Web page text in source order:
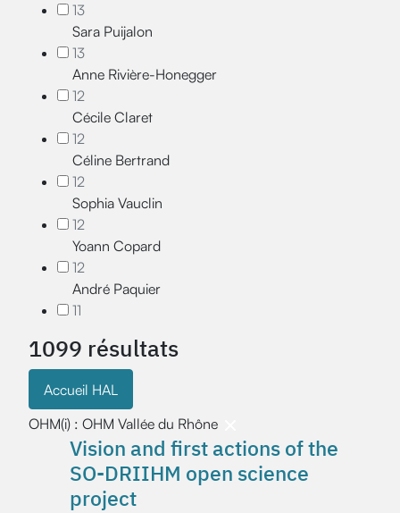
13
Sara Puijalon
13
Anne Rivière-Honegger
12
Cécile Claret
12
Céline Bertrand
12
Sophia Vauclin
12
Yoann Copard
12
André Paquier
11
1099 résultats
Accueil HAL
OHM(i) : OHM Vallée du Rhône
Vision and first actions of the
SO-DRIIHM open science
project